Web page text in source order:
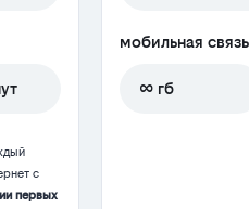
с
первых
мобильная связь
∞ гб